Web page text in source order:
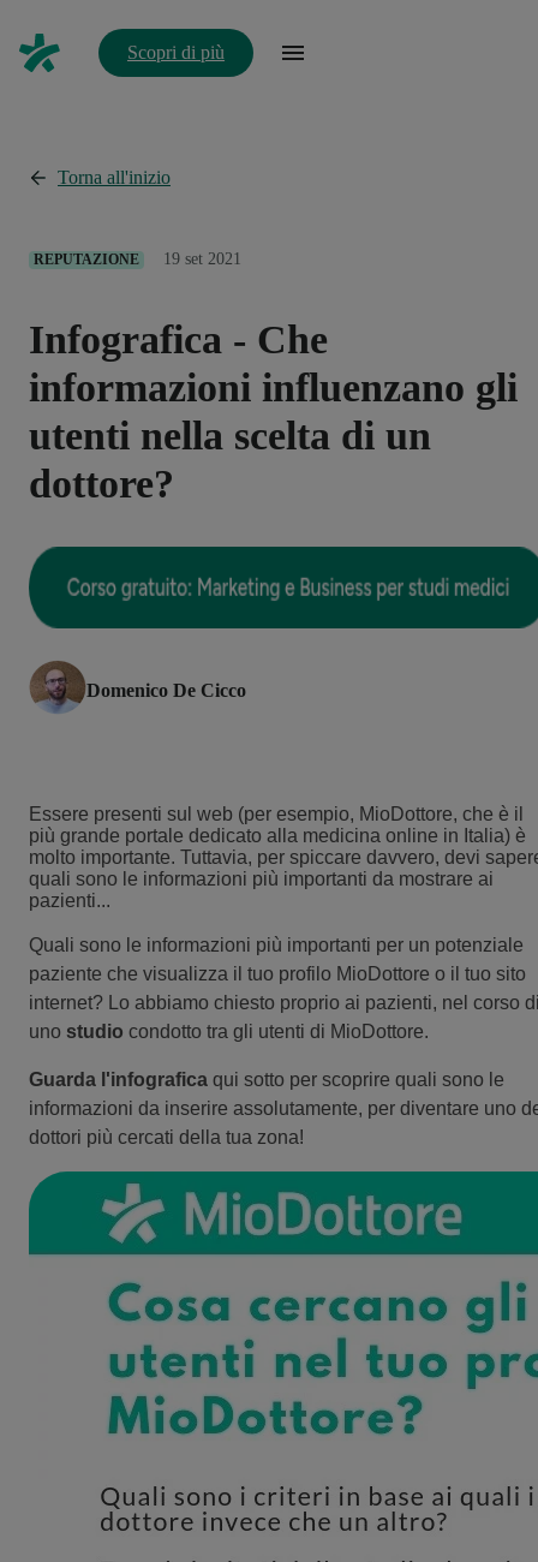
Scopri di più
Torna all'inizio
REPUTAZIONE 19 set 2021
Infografica - Che
informazioni influenzano gli
utenti nella scelta di un
dottore?
Domenico De Cicco
Essere presenti sul web (per esempio, MioDottore, che è il
più grande portale dedicato alla medicina online in Italia) è
molto importante. Tuttavia, per spiccare davvero, devi
quali sono le informazioni più importanti da mostrare ai
pazienti...
Quali sono le informazioni più importanti per un potenziale
paziente che visualizza il tuo profilo MioDottore o il tuo sito
internet? Lo abbiamo chiesto proprio ai pazienti, nel corso
uno studio condotto tra gli utenti di MioDottore.
Guarda l'infografica qui sotto per scoprire quali sono le
informazioni da inserire assolutamente, per diventare uno
dottori più cercati della tua zona!